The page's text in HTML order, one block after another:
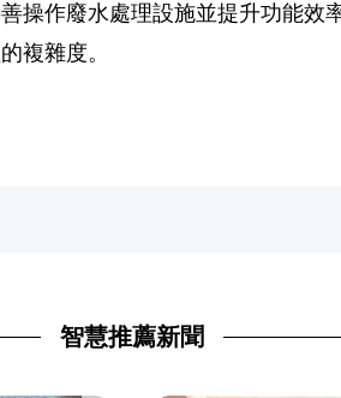
操作廢水處理設施並提升功能效
複雜度。
智慧推薦新聞